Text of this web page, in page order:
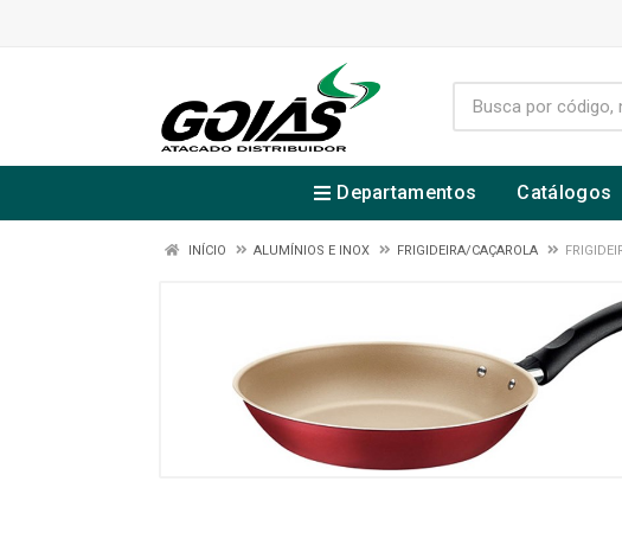
Departamentos Catálogos
INÍCIO ALUMÍNIOS E INOX FRIGIDEIRA/CAÇAROLA